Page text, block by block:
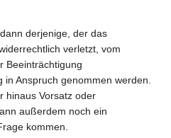
derjenige, der das
verletzt, vom
Beeinträchtigung
Anspruch genommen werden.
hinaus Vorsatz oder
außerdem noch ein
kommen.